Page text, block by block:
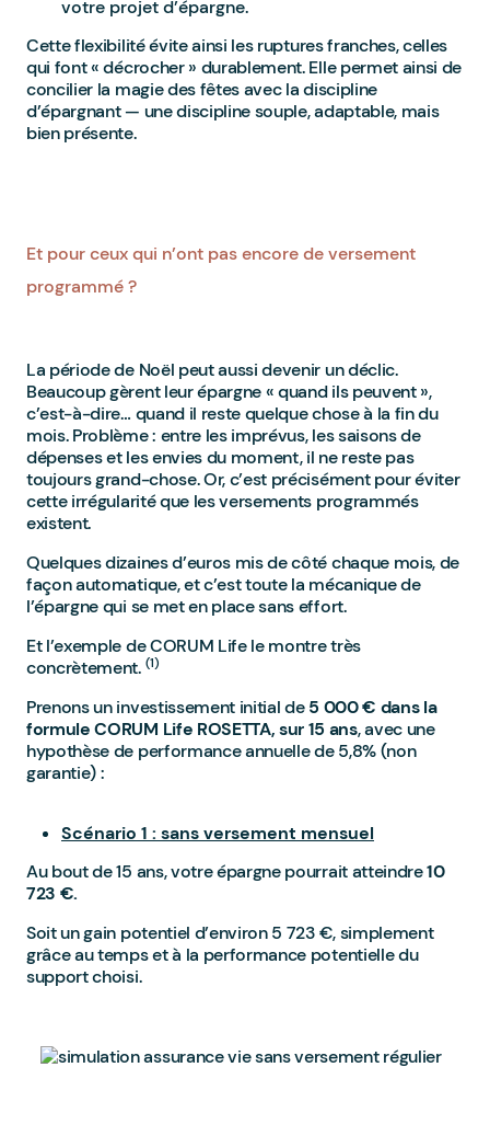
votre projet d’épargne.
Cette flexibilité évite ainsi les ruptures franches, celles
qui font « décrocher » durablement. Elle permet ainsi de
concilier la magie des fêtes avec la discipline
d’épargnant — une discipline souple, adaptable, mais
bien présente.
Et pour ceux qui n’ont pas encore de versement
programmé ?
La période de Noël peut aussi devenir un déclic.
Beaucoup gèrent leur épargne « quand ils peuvent »,
c’est-à-dire… quand il reste quelque chose à la fin du
mois. Problème : entre les imprévus, les saisons de
dépenses et les envies du moment, il ne reste pas
toujours grand-chose. Or, c’est précisément pour éviter
cette irrégularité que les versements programmés
existent.
Quelques dizaines d’euros mis de côté chaque mois, de
façon automatique, et c’est toute la mécanique de
l’épargne qui se met en place sans effort.
Et l’exemple de CORUM Life le montre très
concrètement. (1)
Prenons un investissement initial de5 000 € dans la
formule CORUM Life ROSETTA, sur 15 ans, avec une
hypothèse de performance annuelle de 5,8% (non
garantie) :
Scénario 1 : sans versement mensuel
Au bout de 15 ans, votre épargne pourrait atteindre10
723 €.
Soit un gain potentiel d’environ 5 723 €, simplement
grâce au temps et à la performance potentielle du
support choisi.